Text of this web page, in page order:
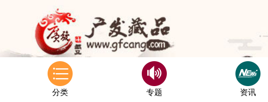
分类 专题
资讯